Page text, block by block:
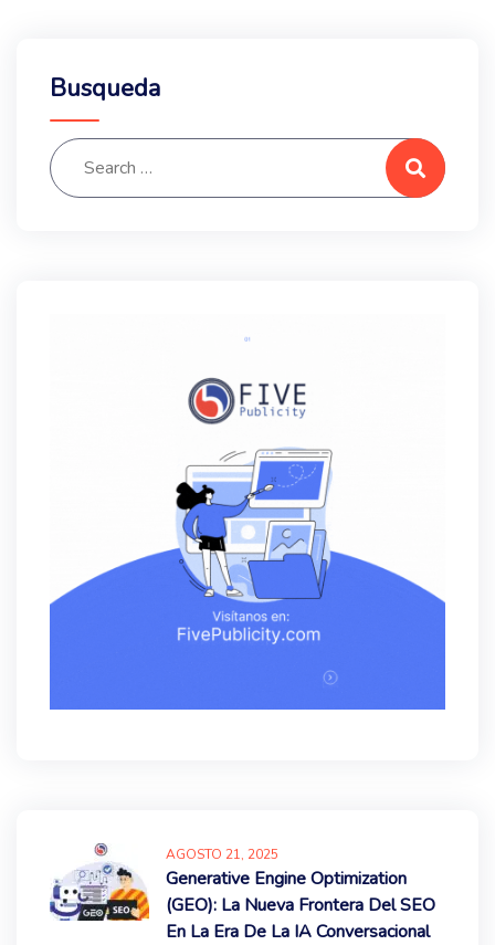
Busqueda
Search for:
Search
AGOSTO 21, 2025
Generative Engine Optimization
(GEO): La Nueva Frontera Del SEO
En La Era De La IA Conversacional